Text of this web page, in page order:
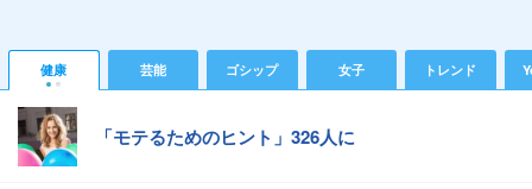
健康 芸能 ゴシップ 女子 トレンド
「モテるためのヒント」326人に